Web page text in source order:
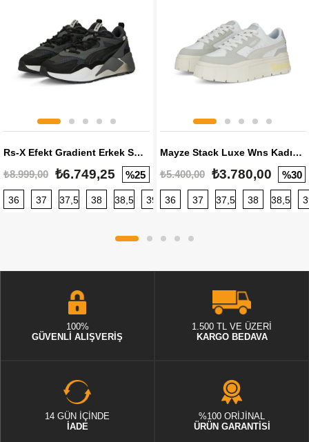
Rs-X Efekt Gradient Erkek Sneaker
₺8.999,00 ₺6.749,25 %25
36 37 37,5 38 38,5 39 40 40,5 41 42 42,5
Mayze Stack Luxe Wns Kadın Sneaker
₺5.400,00 ₺3.780,00 %30
36 37 37,5 38 38,5
100%
GÜVENLİ ALIŞVERİŞ
1.500 TL VE ÜZERİ
KARGO BEDAVA
14 GÜN İÇİNDE
İADE
%100 ORİJİNAL
ÜRÜN GARANTİSİ